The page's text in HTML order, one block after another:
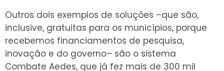
Outros dois exemplos de soluções –que são,
inclusive, gratuitas para os municípios, porque
recebemos financiamentos de pesquisa,
inovação e do governo– são o sistema
Combate Aedes, que já fez mais de 300 mil